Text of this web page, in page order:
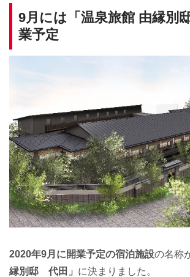
9月には「温泉旅館 由縁別
業予定
2020年9月に開業予定の宿泊施設の名称
縁別邸 代田」 に決まりました。